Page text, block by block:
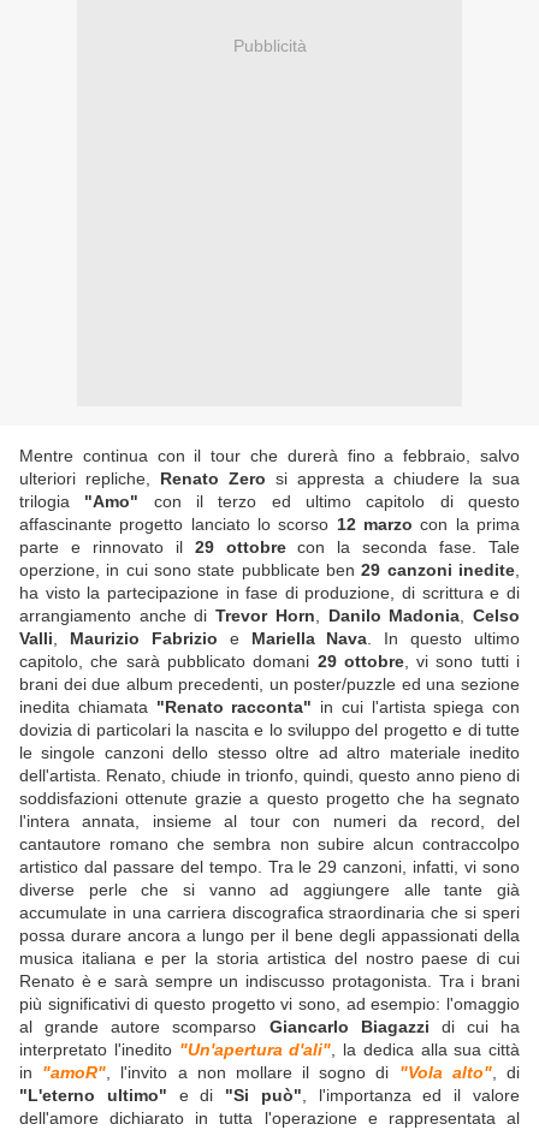
Pubblicità
Mentre continua con il tour che durerà fino a febbraio, salvo
ulteriori repliche, Renato Zero si appresta a chiudere la sua
trilogia "Amo" con il terzo ed ultimo capitolo di questo
affascinante progetto lanciato lo scorso 12 marzo con la prima
parte e rinnovato il 29 ottobrecon la seconda fase. Tale
operzione, in cui sono state pubblicate ben29 canzoni inedite
ha visto la partecipazione in fase di produzione, di scrittura e di
arrangiamento anche diTrevor Horn Danilo Madonia ,Celso
Valli
Maurizio Fabrizio e Mariella Nava . In questo ultimo
capitolo, che sarà pubblicato domani 29 ottobre, vi sono tutti i
brani dei due album precedenti, un poster/puzzle ed una sezione
inedita chiamata "Renato racconta" in cui l'artista spiega con
dovizia di particolari la nascita e lo sviluppo del progetto e di tutte
le singole canzoni dello stesso oltre ad altro materiale inedito
dell'artista. Renato, chiude in trionfo, quindi, questo anno pieno di
soddisfazioni ottenute grazie a questo progetto che ha segnato
l'intera annata, insieme al tour con numeri da record, del
cantautore romano che sembra non subire alcun contraccolpo
artistico dal passare del tempo. Tra le 29 canzoni, infatti, vi sono
diverse perle che si vanno ad aggiungere alle tante già
accumulate in una carriera discografica straordinaria che si speri
possa durare ancora a lungo per il bene degli appassionati della
musica italiana e per la storia artistica del nostro paese di cui
Renato è e sarà sempre un indiscusso protagonista. Tra i brani
più significativi di questo progetto vi sono, ad esempio: l'omaggio
al grande autore scomparso Giancarlo Biagazzi di cui ha
interpretato l'inedito "Un'apertura d'ali" , la dedica alla sua città
in "amoR" , l'invito a non mollare il sogno di "Vola alto", di
"L'eterno ultimo" e di "Si può" , l'importanza ed il valore
dell'amore dichiarato in tutta l'operazione e rappresentata al